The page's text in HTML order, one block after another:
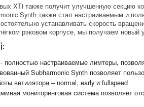
XTi также получит улучшенную секцию
Synth также стал настраиваемым и
устанавливать скорость
рэковом корпусе, мы получаем новый
настраиваемые лимтеры,
Subharmonic Synth позволяет
ветилятора – normal, early и fullspeed
мониторинговая система позволяет